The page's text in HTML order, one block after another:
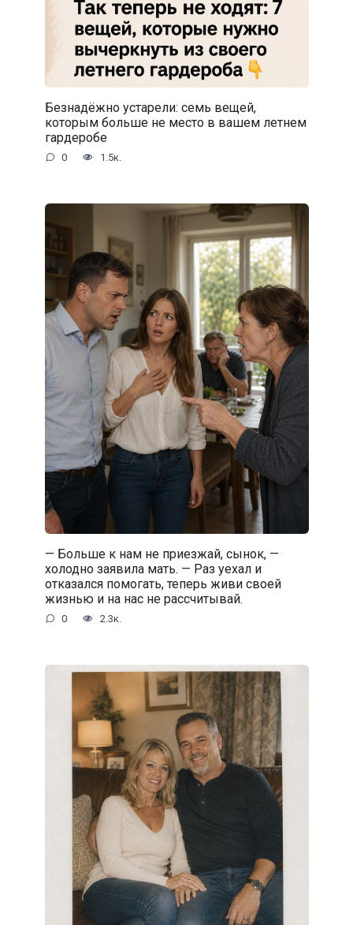
Безнадёжно устарели: семь вещей,
которым больше не место в вашем летнем
гардеробе
0 1.5к.
— Больше к нам не приезжай, сынок, —
холодно заявила мать. — Раз уехал и
отказался помогать, теперь живи своей
жизнью и на нас не рассчитывай.
0 2.3к.